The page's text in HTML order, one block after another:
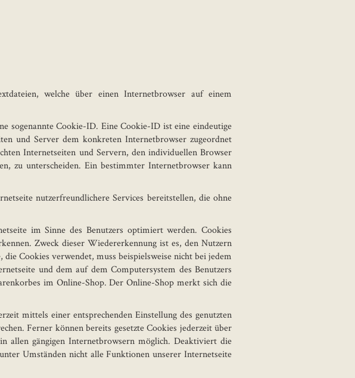
welche über einen Internetbrowser auf einem
sogenannte Cookie-ID. Eine Cookie-ID ist eine eindeutige
und Server dem konkreten Internetbrowser zugeordnet
Internetseiten und Servern, den individuellen Browser
zu unterscheiden. Ein bestimmter Internetbrowser kann
nutzerfreundlichere Services bereitstellen, die ohne
im Sinne des Benutzers optimiert werden. Cookies
Zweck dieser Wiedererkennung ist es, den Nutzern
Cookies verwendet, muss beispielsweise nicht bei jedem
und dem auf dem Computersystem des Benutzers
im Online-Shop. Der Online-Shop merkt sich die
mittels einer entsprechenden Einstellung des genutzten
Ferner können bereits gesetzte Cookies jederzeit über
allen gängigen Internetbrowsern möglich. Deaktiviert die
Umständen nicht alle Funktionen unserer Internetseite